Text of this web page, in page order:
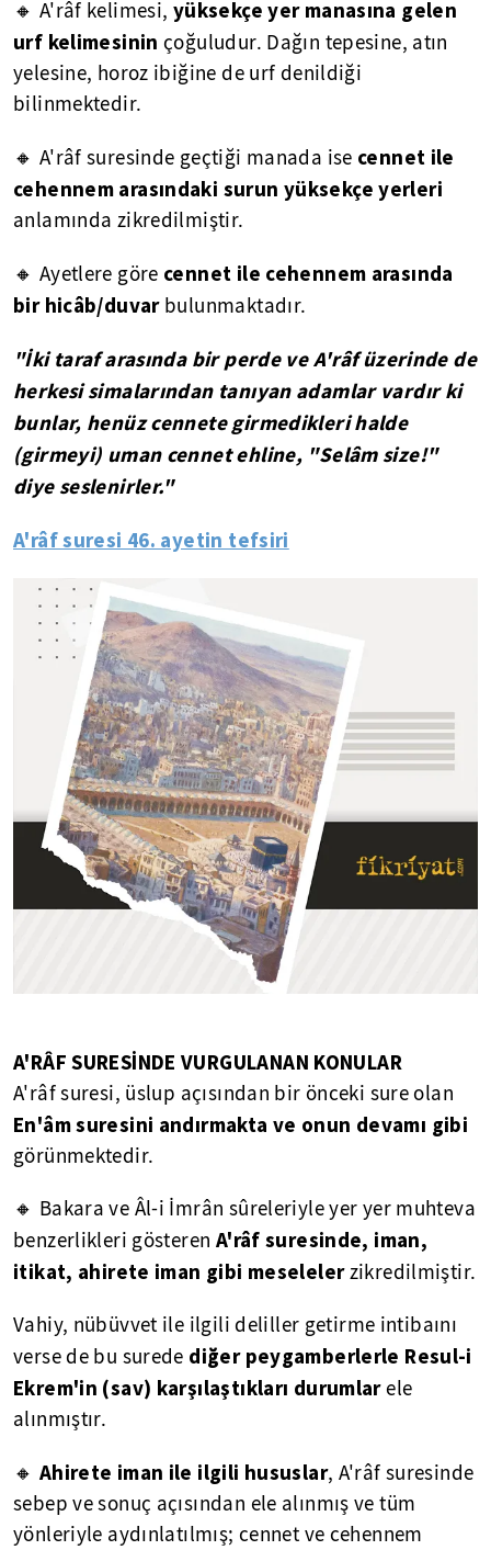
🔸 A'râf kelimesi, yüksekçe yer manasına gelen
urf kelimesinin çoğuludur. Dağın tepesine, atın
yelesine, horoz ibiğine de urf denildiği
bilinmektedir.
🔸 A'râf suresinde geçtiği manada ise cennet ile
cehennem arasındaki surun yüksekçe yerleri
anlamında zikredilmiştir.
🔸 Ayetlere göre cennet ile cehennem arasında
bir hicâb/duvarbulunmaktadır.
"İki taraf arasında bir perde ve A'râf üzerinde de
herkesi simalarından tanıyan adamlar vardır ki
bunlar, henüz cennete girmedikleri halde
(girmeyi) uman cennet ehline, "Selâm size!"
diye seslenirler."
A'râf suresi 46. ayetin tefsiri
A'RÂFSURESİNDE VURGULANAN KONULAR
A'râf suresi, üslup açısından bir önceki sure olan
En'âm suresini andırmakta ve onun devamı gibi
görünmektedir.
🔸 Bakara ve Âl-i İmrân sûreleriyle yer yer muhteva
benzerlikleri gösteren A'râf suresinde, iman,
itikat, ahirete iman gibi meselelerzikredilmiştir.
Vahiy, nübüvvet ile ilgili deliller getirme intibaını
verse de bu surede diğer peygamberlerle Resul-i
Ekrem'in (sav) karşılaştıkları durumlarele
alınmıştır.
🔸 Ahirete iman ile ilgili hususlar, A'râf suresinde
sebep ve sonuç açısından ele alınmış ve tüm
yönleriyle aydınlatılmış; cennet ve cehennem